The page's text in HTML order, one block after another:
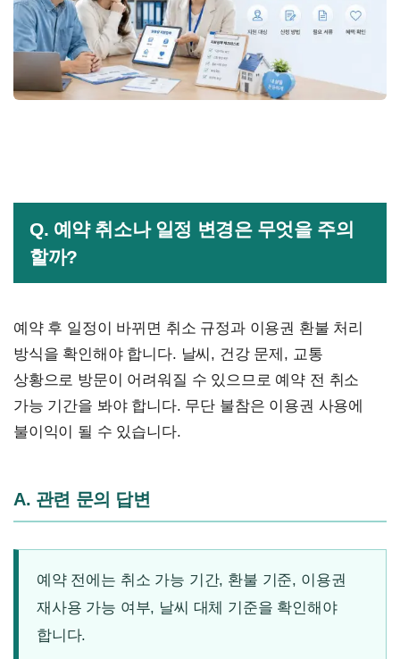
Q. 예약 취소나 일정 변경은 무엇을 주의
할까?
예약 후 일정이 바뀌면 취소 규정과 이용권 환불 처리
방식을 확인해야 합니다. 날씨, 건강 문제, 교통
상황으로 방문이 어려워질 수 있으므로 예약 전 취소
가능 기간을 봐야 합니다. 무단 불참은 이용권 사용에
불이익이 될 수 있습니다.
A. 관련 문의 답변
예약 전에는 취소 가능 기간, 환불 기준, 이용권
재사용 가능 여부, 날씨 대체 기준을 확인해야
합니다.